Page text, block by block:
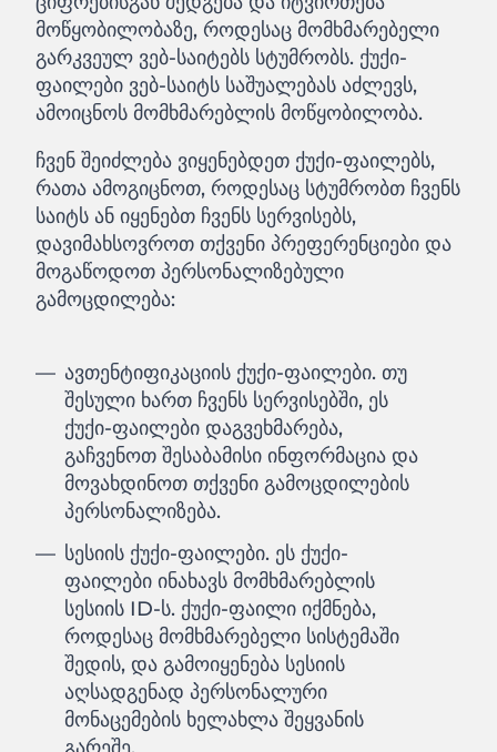
მოწყობილობაზე, როდესაც მომხმარებელი
გარკვეულ ვებ-საიტებს სტუმრობს. ქუქი-
ფაილები ვებ-საიტს საშუალებას აძლევს,
ამოიცნოს მომხმარებლის მოწყობილობა.
ჩვენ შეიძლება ვიყენებდეთ ქუქი-ფაილებს,
რათა ამოგიცნოთ, როდესაც სტუმრობთ ჩვენს
საიტს ან იყენებთ ჩვენს სერვისებს,
დავიმახსოვროთ თქვენი პრეფერენციები და
მოგაწოდოთ პერსონალიზებული
გამოცდილება:
ავთენტიფიკაციის ქუქი-ფაილები. თუ
შესული ხართ ჩვენს სერვისებში, ეს
ქუქი-ფაილები დაგვეხმარება,
გაჩვენოთ შესაბამისი ინფორმაცია და
მოვახდინოთ თქვენი გამოცდილების
პერსონალიზება.
სესიის ქუქი-ფაილები. ეს ქუქი-
ფაილები ინახავს მომხმარებლის
სესიის ID-ს. ქუქი-ფაილი იქმნება,
როდესაც მომხმარებელი სისტემაში
შედის, და გამოიყენება სესიის
აღსადგენად პერსონალური
მონაცემების ხელახლა შეყვანის